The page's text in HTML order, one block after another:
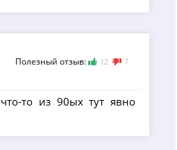
Полезный отзыв: 12 7
то из 90ых тут явно